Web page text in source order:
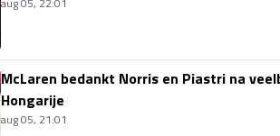
McLaren bedankt Norris en Piastri na
Hongarije
aug 05, 21:01